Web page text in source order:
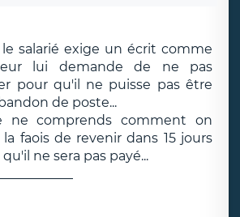
salarié exige un écrit comme
lui demande de ne pas
pour qu'il ne puisse pas être
de poste...
ne comprends comment on
faois de revenir dans 15 jours
ne sera pas payé...